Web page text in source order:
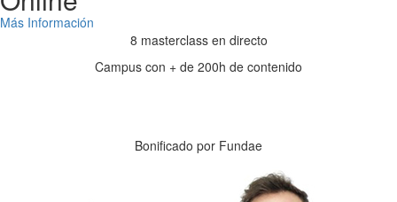
Más Información
8 masterclass en directo
Campus con + de 200h de contenido
Bonificado por Fundae